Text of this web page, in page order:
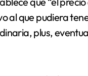
al que pudiera
plus,